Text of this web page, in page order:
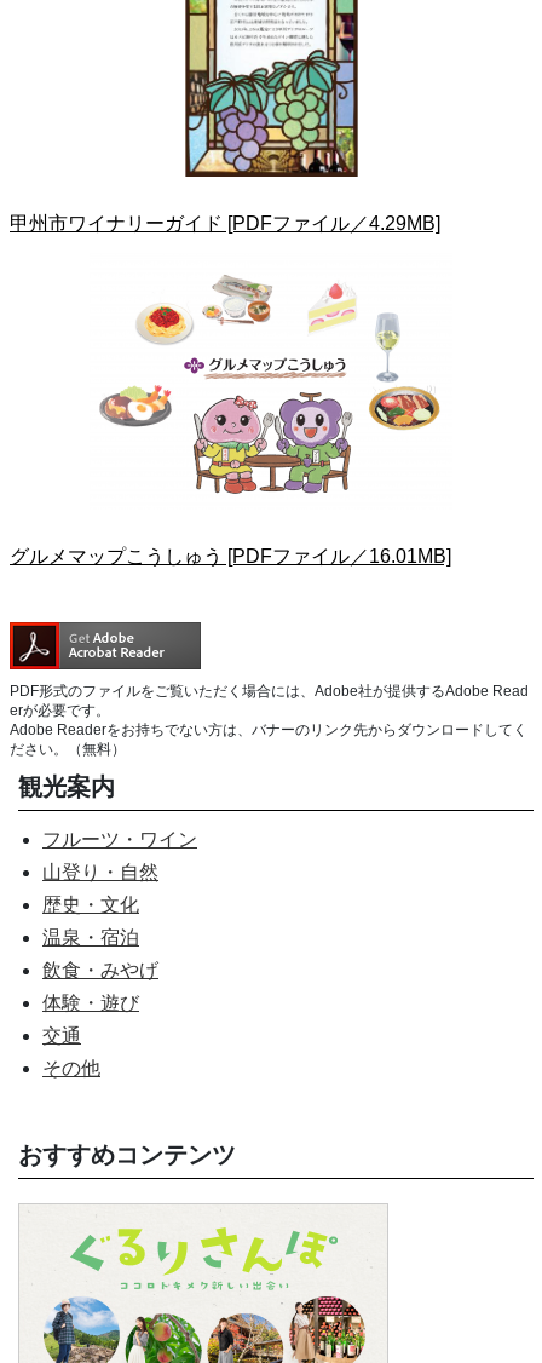
甲州市ワイナリーガイド [PDFファイル／4.29MB]
グルメマップこうしゅう [PDFファイル／16.01MB]
PDF形式のファイルをご覧いただく場合には、Adobe社が提供するAdobe Read
erが必要です。
Adobe Readerをお持ちでない方は、バナーのリンク先からダウンロードしてく
ださい。（無料）
観光案内
フルーツ・ワイン
山登り・自然
歴史・文化
温泉・宿泊
飲食・みやげ
体験・遊び
交通
その他
おすすめコンテンツ